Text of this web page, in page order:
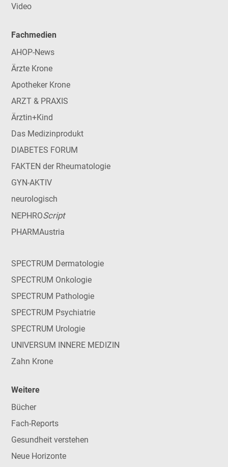
Video
Fachmedien
AHOP-News
Ärzte Krone
Apotheker Krone
ARZT & PRAXIS
Ärztin+Kind
Das Medizinprodukt
DIABETES FORUM
FAKTEN der Rheumatologie
GYN-AKTIV
neurologisch
NEPHROScript
PHARMAustria
SPECTRUM Dermatologie
SPECTRUM Onkologie
SPECTRUM Pathologie
SPECTRUM Psychiatrie
SPECTRUM Urologie
UNIVERSUM INNERE MEDIZIN
Zahn Krone
Weitere
Bücher
Fach-Reports
Gesundheit verstehen
Neue Horizonte